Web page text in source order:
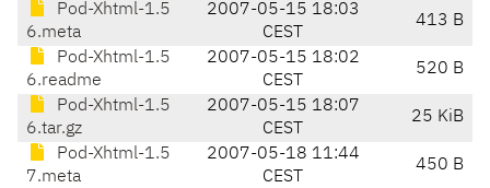
Pod-Xhtml-1.5
6.meta
2007-05-15 18:03
CEST
413 B
Pod-Xhtml-1.5
6.readme
2007-05-15 18:02
CEST
520 B
Pod-Xhtml-1.5
6.tar.gz
2007-05-15 18:07
CEST
25 KiB
Pod-Xhtml-1.5
7.meta
2007-05-18 11:44
CEST
450 B